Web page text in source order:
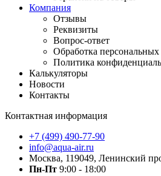
Компания
Отзывы
Реквизиты
Вопрос-ответ
Обработка
Политика
Калькуляторы
Новости
Контакты
Контактная информация
+7 (499) 490-77-90
info@aqua-air.ru
Москва, 119049, Ленинский
Пн-Пт 9:00 - 18:00